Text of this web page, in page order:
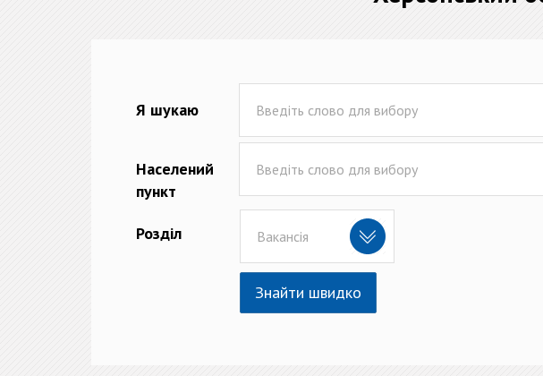
Я шукаю
Населений
пункт
Розділ Вакансія
Знайти швидко